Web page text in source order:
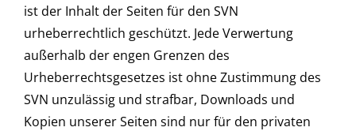
ist der Inhalt der Seiten für den SVN
urheberrechtlich geschützt. Jede Verwertung
außerhalb der engen Grenzen des
Urheberrechtsgesetzes ist ohne Zustimmung des
SVN unzulässig und strafbar, Downloads und
Kopien unserer Seiten sind nur für den privaten